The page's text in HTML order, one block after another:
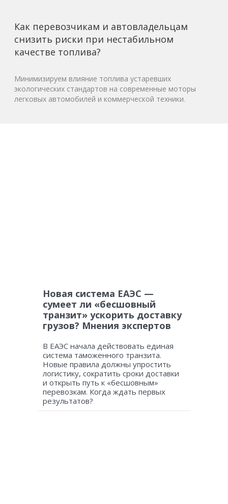
Как перевозчикам и автовладельцам
снизить риски при нестабильном
качестве топлива?
Минимизируем влияние топлива устаревших
экологических стандартов на современные моторы
легковых автомобилей и коммерческой техники.
Новая система ЕАЭС —
сумеет ли «бесшовный
транзит» ускорить доставку
грузов? Мнения экспертов
В ЕАЭС начала действовать единая
система таможенного транзита.
Новые правила должны упростить
логистику, сократить сроки доставки
и открыть путь к «бесшовным»
перевозкам. Когда ждать первых
результатов?